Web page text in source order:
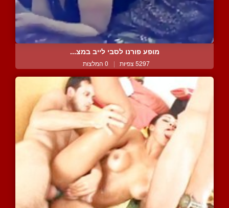
מופע פורנו לסבי לייב במצ...
5297 צפיות | 0 המלצות